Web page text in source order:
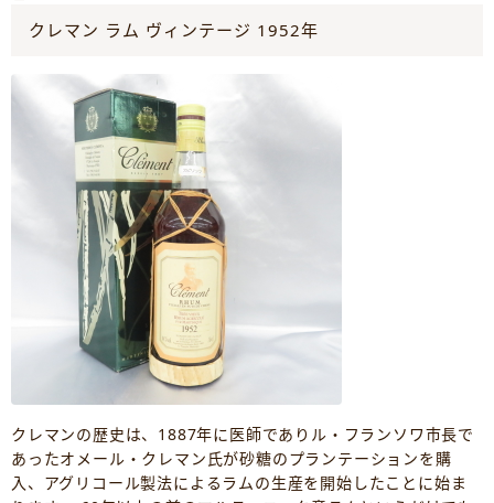
クレマン ラム ヴィンテージ 1952年
クレマンの歴史は、1887年に医師でありル・フランソワ市長で
あったオメール・クレマン氏が砂糖のプランテーションを購
入、アグリコール製法によるラムの生産を開始したことに始ま